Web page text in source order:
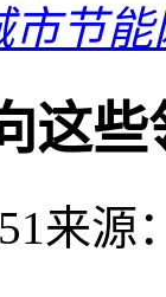
市节能
这
来源